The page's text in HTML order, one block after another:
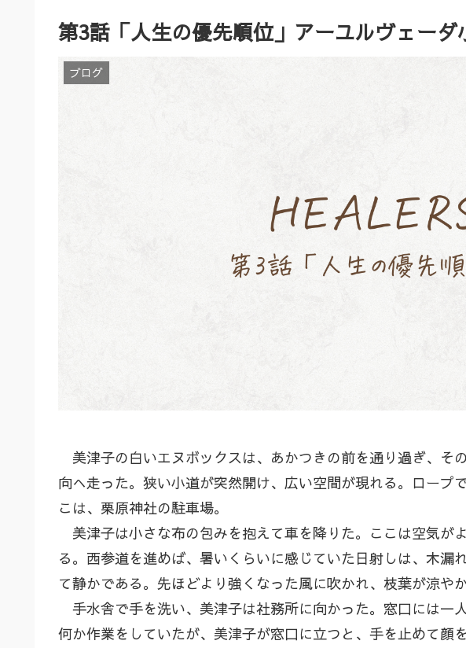
第3話「人生の優先順位」アーユルヴェー
ブログ
美津子の白いエヌボックスは、あかつきの前を通り過ぎ、そ
向へ走った。狭い小道が突然開け、広い空間が現れる。ロープ
こは、栗原神社の駐車場。
美津子は小さな布の包みを抱えて車を降りた。ここは空気が
る。西参道を進めば、暑いくらいに感じていた日射しは、木漏
て静かである。先ほどより強くなった風に吹かれ、枝葉が涼や
手水舎で手を洗い、美津子は社務所に向かった。窓口には一
何か作業をしていたが、美津子が窓口に立つと、手を止めて顔を